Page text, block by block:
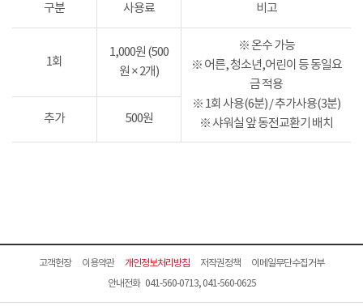
구분 사용료 비고
1회
1,000원 (500
원 × 2개)
※ 온수 가능
※ 어른, 청소년,어린이 등 동일요
금 적용
※ 1회 사용(6분) / 추가사용(3분)
※ 샤워실 앞 동전교환기 배치
추가 500원
고객헌장 이용약관 개인정보처리방침 저작권정책
이메일무단수집거부
안내전화 041-560-0713, 041-560-0625